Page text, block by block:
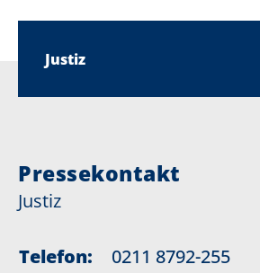
Justiz
Pressekontakt
Justiz
Telefon:
0211 8792-255